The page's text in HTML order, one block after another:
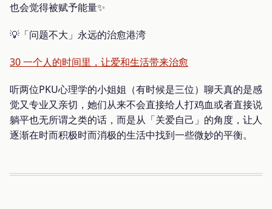
也会觉得被赋予能量✨
💡「问题不大」永远的治愈港湾
30 一个人的时间里，让爱和生活带来治愈
听两位PKU心理学的小姐姐（有时候是三位）聊天真的是感
觉又专业又亲切，她们从来不会直接给人打鸡血或者直接说
躺平也无所谓之类的话，而是从「关爱自己」的角度，让人
逐渐在时而积极时而消极的生活中找到一些微妙的平衡。